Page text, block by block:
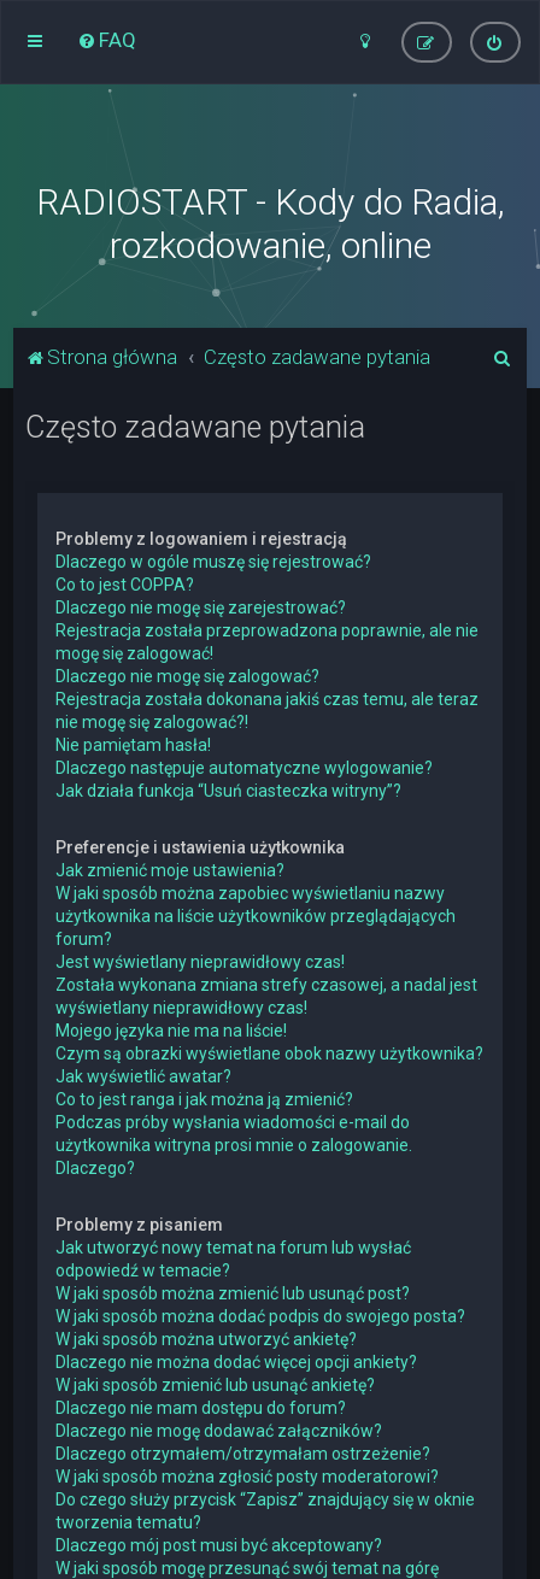
FAQ
RADIOSTART - Kody do Radia,
rozkodowanie, online
Strona główna Często zadawane pytania
Często zadawane pytania
Problemy z logowaniem i rejestracją
Dlaczego w ogóle muszę się rejestrować?
Co to jest COPPA?
Dlaczego nie mogę się zarejestrować?
Rejestracja została przeprowadzona poprawnie, ale nie
mogę się zalogować!
Dlaczego nie mogę się zalogować?
Rejestracja została dokonana jakiś czas temu, ale teraz
nie mogę się zalogować?!
Nie pamiętam hasła!
Dlaczego następuje automatyczne wylogowanie?
Jak działa funkcja “Usuń ciasteczka witryny”?
Preferencje i ustawienia użytkownika
Jak zmienić moje ustawienia?
W jaki sposób można zapobiec wyświetlaniu nazwy
użytkownika na liście użytkowników przeglądających
forum?
Jest wyświetlany nieprawidłowy czas!
Została wykonana zmiana strefy czasowej, a nadal jest
wyświetlany nieprawidłowy czas!
Mojego języka nie ma na liście!
Czym są obrazki wyświetlane obok nazwy użytkownika?
Jak wyświetlić awatar?
Co to jest ranga i jak można ją zmienić?
Podczas próby wysłania wiadomości e-mail do
użytkownika witryna prosi mnie o zalogowanie.
Dlaczego?
Problemy z pisaniem
Jak utworzyć nowy temat na forum lub wysłać
odpowiedź w temacie?
W jaki sposób można zmienić lub usunąć post?
W jaki sposób można dodać podpis do swojego posta?
W jaki sposób można utworzyć ankietę?
Dlaczego nie można dodać więcej opcji ankiety?
W jaki sposób zmienić lub usunąć ankietę?
Dlaczego nie mam dostępu do forum?
Dlaczego nie mogę dodawać załączników?
Dlaczego otrzymałem/otrzymałam ostrzeżenie?
W jaki sposób można zgłosić posty moderatorowi?
Do czego służy przycisk “Zapisz” znajdujący się w oknie
tworzenia tematu?
Dlaczego mój post musi być akceptowany?
W jaki sposób mogę przesunąć swój temat na górę